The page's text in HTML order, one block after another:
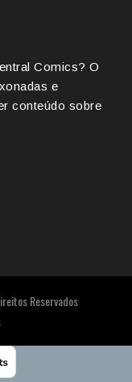
Comics? O
e
conteúdo sobre
Reservados